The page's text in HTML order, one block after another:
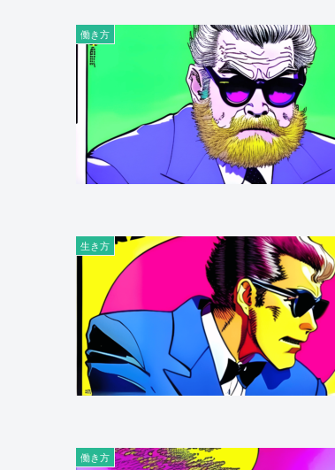
働き方
生き方
働き方